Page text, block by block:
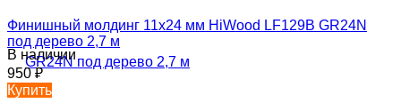
Финишный молдинг 11х24 мм HiWood LF129B GR24N
под дерево 2,7 м
В наличии
950₽
Купить